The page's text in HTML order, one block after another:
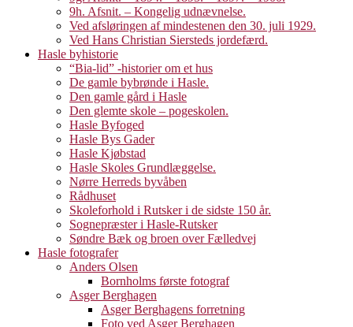
9h. Afsnit. – Kongelig udnævnelse.
Ved afsløringen af mindestenen den 30. juli 1929.
Ved Hans Christian Siersteds jordefærd.
Hasle byhistorie
“Bia-lid” -historier om et hus
De gamle bybrønde i Hasle.
Den gamle gård i Hasle
Den glemte skole – pogeskolen.
Hasle Byfoged
Hasle Bys Gader
Hasle Kjøbstad
Hasle Skoles Grundlæggelse.
Nørre Herreds byvåben
Rådhuset
Skoleforhold i Rutsker i de sidste 150 år.
Sognepræster i Hasle-Rutsker
Søndre Bæk og broen over Fælledvej
Hasle fotografer
Anders Olsen
Bornholms første fotograf
Asger Berghagen
Asger Berghagens forretning
Foto ved Asger Berghagen